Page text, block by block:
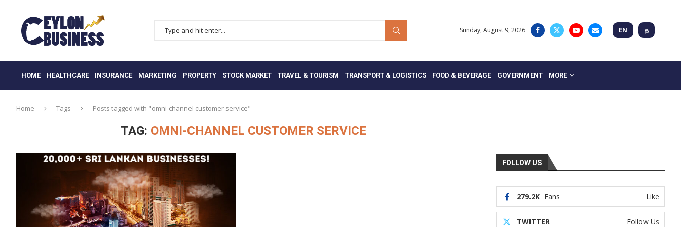
Sunday, August 9, 2026 EN த
HOME HEALTHCARE INSURANCE MARKETING PROPERTY STOCK MARKET TRAVEL & TOURISM TRANSPORT & LOGISTICS FOOD & BEVERAGE GOVERNMENT MORE
Home Tags Posts tagged with "omni-channel customer service"
TAG: OMNI-CHANNEL CUSTOMER SERVICE
FOLLOW US
279.2K Fans Like
TWITTER Follow Us